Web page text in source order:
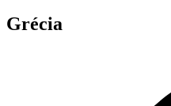
Grécia